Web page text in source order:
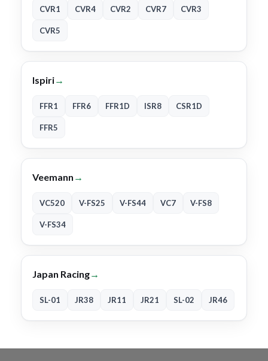
CVR1 CVR4 CVR2 CVR7 CVR3
CVR5
Ispiri→
FFR1 FFR6 FFR1D ISR8 CSR1D
FFR5
Veemann →
VC520 V-FS25 V-FS44 VC7 V-FS8
V-FS34
Japan Racing→
SL-01 JR38 JR11 JR21 SL-02 JR46